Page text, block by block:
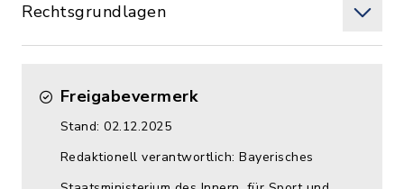
Rechtsgrundlagen
Freigabevermerk
Stand: 02.12.2025
Redaktionell verantwortlich: Bayerisches